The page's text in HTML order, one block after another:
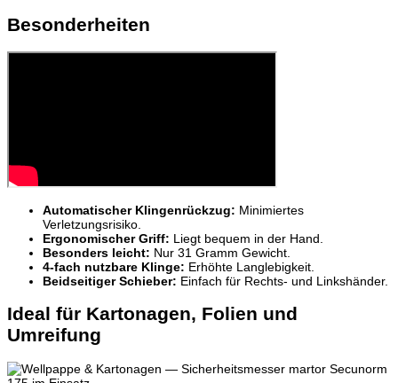
Besonderheiten
Automatischer Klingenrückzug: Minimiertes
Verletzungsrisiko.
Ergonomischer Griff: Liegt bequem in der Hand.
Besonders leicht: Nur 31 Gramm Gewicht.
4-fach nutzbare Klinge: Erhöhte Langlebigkeit.
Beidseitiger Schieber: Einfach für Rechts- und Linkshänder.
Ideal für Kartonagen, Folien und
Umreifung